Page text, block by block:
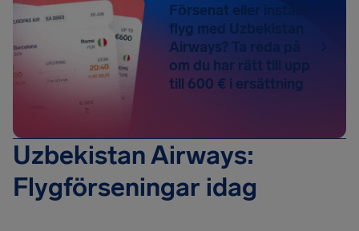
Försenat eller inställt
flyg med Uzbekistan
Airways? Ta reda på
om du har rätt till upp
till 600 € i ersättning
Uzbekistan Airways:
Flygförseningar idag